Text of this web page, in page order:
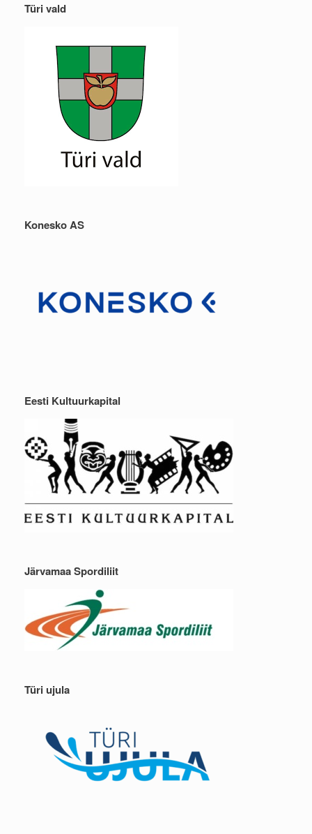
Türi vald
Konesko AS
Eesti Kultuurkapital
Järvamaa Spordiliit
Türi ujula